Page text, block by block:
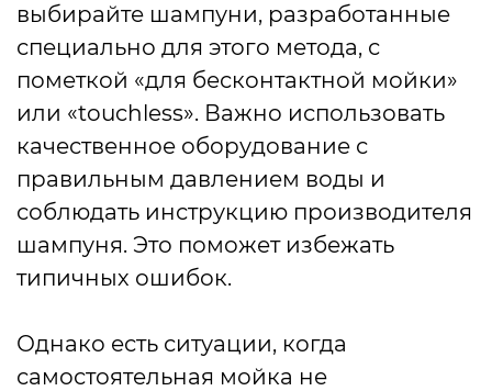
выбирайте шампуни, разработанные
специально для этого метода, с
пометкой «для бесконтактной мойки»
или «touchless». Важно использовать
качественное оборудование с
правильным давлением воды и
соблюдать инструкцию производителя
шампуня. Это поможет избежать
типичных ошибок.
Однако есть ситуации, когда
самостоятельная мойка не